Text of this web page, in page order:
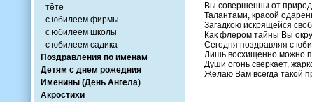
тёте
с юбилеем фирмы
с юбилеем школы
с юбилеем садика
Поздравления по именам
Детям с днем рожедния
Именины (День Ангела)
Акростихи
Вы совершенны от
Талантами, красой
Загадкою искрящейся
Как флером тайны Вы
Сегодня поздравляя с
Лишь восхищенно можно
Души огонь сверкает,
Желаю Вам всегда такой